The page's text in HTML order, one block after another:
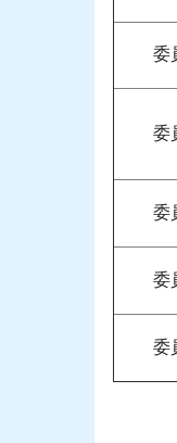
委
委
委
委
委